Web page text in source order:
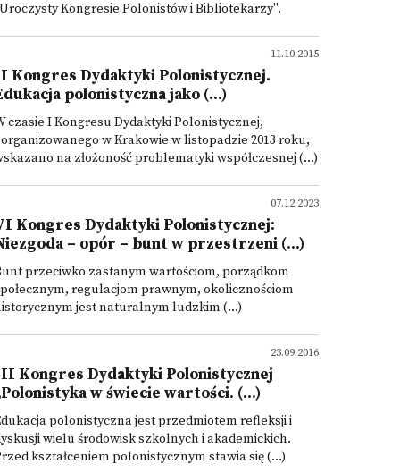
Kongresie Polonistów i Bibliotekarzy".
11.10.2015
Kongres Dydaktyki Polonistycznej.
polonistyczna jako (...)
czasie I Kongresu Dydaktyki Polonistycznej,
w Krakowie w listopadzie 2013 roku,
na złożoność problematyki współczesnej (...)
07.12.2023
Kongres Dydaktyki Polonistycznej:
– opór – bunt w przestrzeni (...)
przeciwko zastanym wartościom, porządkom
regulacjom prawnym, okolicznościom
jest naturalnym ludzkim (...)
23.09.2016
Kongres Dydaktyki Polonistycznej
w świecie wartości. (...)
polonistyczna jest przedmiotem refleksji i
wielu środowisk szkolnych i akademickich.
kształceniem polonistycznym stawia się (...)